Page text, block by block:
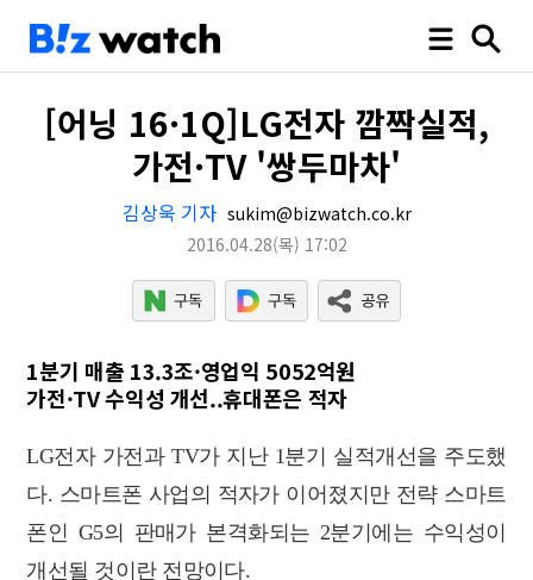
[어닝 16·1Q]LG전자 깜짝실적,
가전·TV '쌍두마차'
김상욱 기자 sukim@bizwatch.co.kr
2016.04.28(목) 17:02
1분기 매출 13.3조·영업익 5052억원
가전·TV 수익성 개선..휴대폰은 적자
LG전자 가전과 TV가 지난 1분기 실적개선을 주도했
다. 스마트폰 사업의 적자가 이어졌지만 전략 스마트
폰인 G5의 판매가 본격화되는 2분기에는 수익성이
개선될 것이란 전망이다.